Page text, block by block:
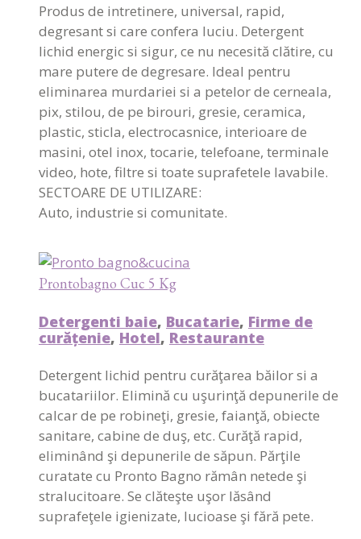
Produs de intretinere, universal, rapid,
degresant si care confera luciu. Detergent
lichid energic si sigur, ce nu necesită clătire, cu
mare putere de degresare. Ideal pentru
eliminarea murdariei si a petelor de cerneala,
pix, stilou, de pe birouri, gresie, ceramica,
plastic, sticla, electrocasnice, interioare de
masini, otel inox, tocarie, telefoane, terminale
video, hote, filtre si toate suprafetele lavabile.
SECTOARE DE UTILIZARE:
Auto, industrie si comunitate.
Prontobagno Cuc 5 Kg
Detergenti baie, Bucatarie, Firme de
curățenie, Hotel, Restaurante
Detergent lichid pentru curăţarea băilor si a
bucatariilor. Elimină cu uşurinţă depunerile de
calcar de pe robineţi, gresie, faianţă, obiecte
sanitare, cabine de duş, etc. Curăţă rapid,
eliminând şi depunerile de săpun. Părţile
curatate cu Pronto Bagno rămân netede şi
stralucitoare. Se clăteşte uşor lăsând
suprafeţele igienizate, lucioase şi fără pete.